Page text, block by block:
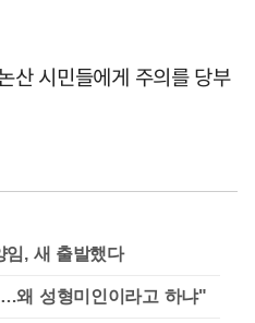
산 시민들에게 주의를 당부
임, 새 출발했다
왜 성형미인이라고 하냐"